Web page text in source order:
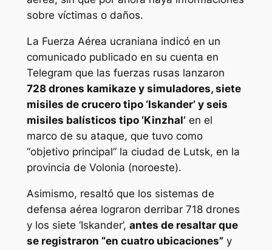
sobre víctimas o daños.
La Fuerza Aérea ucraniana indicó en un
comunicado publicado en su cuenta en
Telegram que las fuerzas rusas lanzaron
728 drones kamikaze y simuladores, siete
misiles de crucero tipo ‘Iskander’ y seis
misiles balísticos tipo ‘Kinzhal’en el
marco de su ataque, que tuvo como
“objetivo principal” la ciudad de Lutsk, en la
provincia de Volonia (noroeste).
Asimismo, resaltó que los sistemas de
defensa aérea lograron derribar 718 drones
y los siete ‘Iskander’, antes de resaltar que
se registraron “en cuatro ubicaciones”y